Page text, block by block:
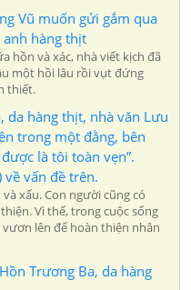
Vũ muốn gửi gắm qua
hàng thịt
hồn và xác, nhà viết kịch đã
một hồi lâu rồi vụt đứng
thiết.
da hàng thịt, nhà văn Lưu
trong một đằng, bên
là tôi toàn vẹn”.
về vấn đề trên.
xấu. Con người cũng có
Vì thế, trong cuộc sống
lên để hoàn thiện nhân
Trương Ba, da hàng